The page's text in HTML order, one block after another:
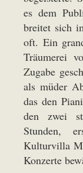
es dem
breitet sich
oft. Ein
Träumerei
Zugabe
als müder
das den
den zwei
Stunden,
Kulturvilla
Konzerte